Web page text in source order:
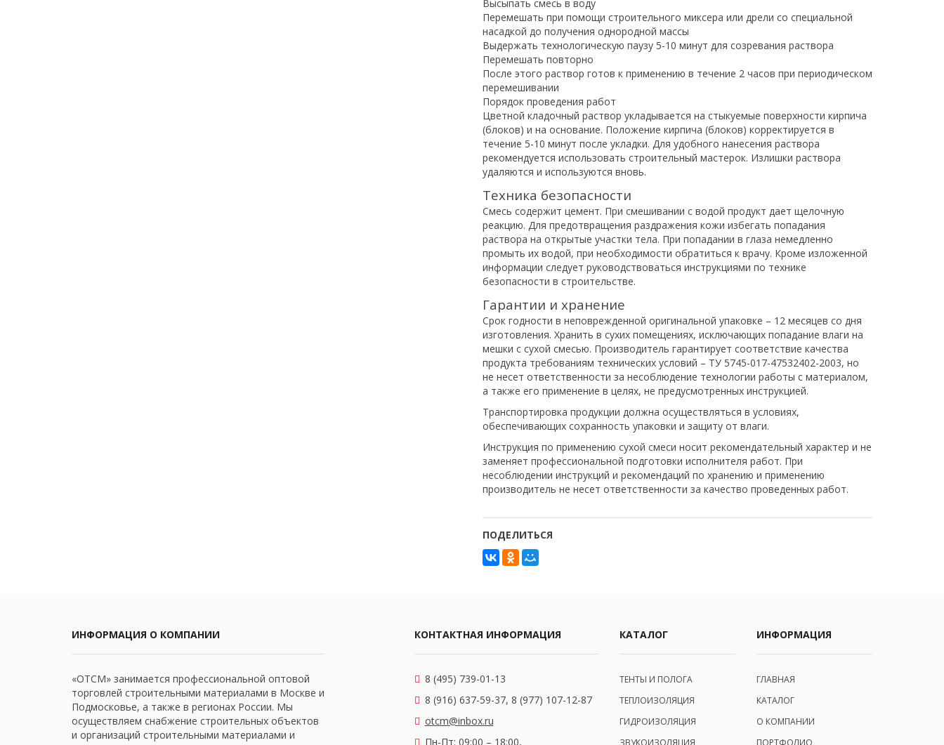
Высыпать смесь в воду
Перемешать при помощи строительного миксера или дрели со специальной
насадкой до получения однородной массы
Выдержать технологическую паузу 5-10 минут для созревания раствора
Перемешать повторно
После этого раствор готов к применению в течение 2 часов при периодическом
перемешивании
Порядок проведения работ
Цветной кладочный раствор укладывается на стыкуемые поверхности кирпича
(блоков) и на основание. Положение кирпича (блоков) корректируется в
течение 5-10 минут после укладки. Для удобного нанесения раствора
рекомендуется использовать строительный мастерок. Излишки раствора
удаляются и используются вновь.
Техника безопасности
Смесь содержит цемент. При смешивании с водой продукт дает щелочную
реакцию. Для предотвращения раздражения кожи избегать попадания
раствора на открытые участки тела. При попадании в глаза немедленно
промыть их водой, при необходимости обратиться к врачу. Кроме изложенной
информации следует руководствоваться инструкциями по технике
безопасности в строительстве.
Гарантии и хранение
Срок годности в неповрежденной оригинальной упаковке – 12 месяцев со дня
изготовления. Хранить в сухих помещениях, исключающих попадание влаги на
мешки с сухой смесью. Производитель гарантирует соответствие качества
продукта требованиям технических условий – ТУ 5745-017-47532402-2003, но
не несет ответственности за несоблюдение технологии работы с материалом,
а также его применение в целях, не предусмотренных инструкцией.
Транспортировка продукции должна осуществляться в условиях,
обеспечивающих сохранность упаковки и защиту от влаги.
Инструкция по применению сухой смеси носит рекомендательный характер и не
заменяет профессиональной подготовки исполнителя работ. При
несоблюдении инструкций и рекомендаций по хранению и применению
производитель не несет ответственности за качество проведенных работ.
ПОДЕЛИТЬСЯ
ИНФОРМАЦИЯ О КОМПАНИИ
«ОТСМ» занимается профессиональной оптовой
торговлей строительными материалами в Москве и
Подмосковье, а также в регионах России. Мы
осуществляем снабжение строительных объектов
и организаций строительными материалами и
КОНТАКТНАЯ ИНФОРМАЦИЯ
8 (495) 739-01-13
8 (916) 637-59-37, 8 (977) 107-12-87
otcm@inbox.ru
Пн-Пт: 09:00 – 18:00,
КАТАЛОГ
ТЕНТЫ И ПОЛОГА
ТЕПЛОИЗОЛЯЦИЯ
ГИДРОИЗОЛЯЦИЯ
ИНФОРМАЦИЯ
ГЛАВНАЯ
КАТАЛОГ
О КОМПАНИИ